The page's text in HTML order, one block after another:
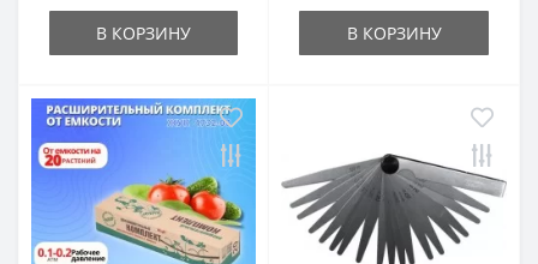
В КОРЗИНУ В КОРЗИНУ